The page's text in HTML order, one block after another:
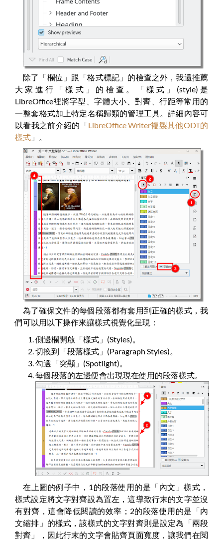
除了「欄位」跟「格式標記」的檢查之外，我還推薦
大家進行「樣式」的檢查。「樣式」(style)是
LibreOffice裡將字型、字體大小、對齊、行距等常用的
一整套格式加上特定名稱歸類的管理工具。詳細內容可
以看我之前介紹的「LibreOffice Writer複製其他ODT的
樣式 」。
為了確保文件的每個段落都有套用到正確的樣式，我
們可以用以下操作來讓樣式視覺化呈現：
側邊欄開啟「樣式」(Styles)。
切換到「段落樣式」(Paragraph Styles)。
勾選「突顯」(Spotlight)。
每個段落的左邊便會出現現在使用的段落樣式。
在上圖的例子中，1的段落使用的是「內文」樣式，
樣式設定將文字對齊設為置左，這導致行末的文字並沒
有對齊，這會降低閱讀的效率；2的段落使用的是「內
文縮排」的樣式，該樣式的文字對齊則是設定為「兩段
對齊」，因此行末的文字會貼齊頁面寬度，讓我們在閱